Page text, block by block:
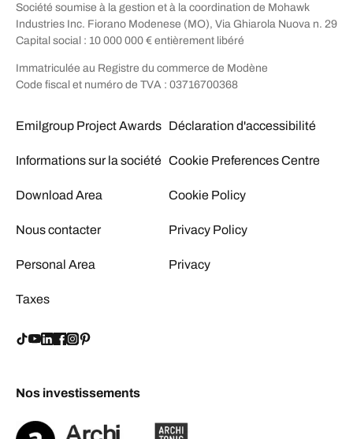
Société soumise à la gestion et à la coordination de Mohawk
Industries Inc. Fiorano Modenese (MO), Via Ghiarola Nuova n. 29
Capital social : 10 000 000 € entièrement libéré
Immatriculée au Registre du commerce de Modène
Code fiscal et numéro de TVA : 03716700368
Emilgroup Project Awards
Informations sur la société
Download Area
Nous contacter
Personal Area
Taxes
Déclaration d'accessibilité
Cookie Preferences Centre
Cookie Policy
Privacy Policy
Privacy
Nos investissements